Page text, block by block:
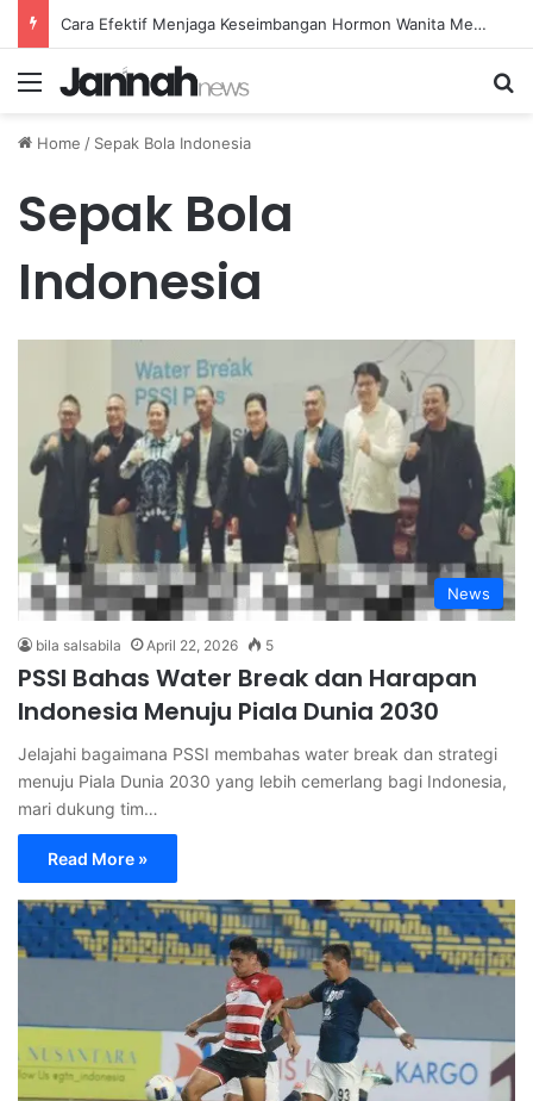
Cara Efektif Menjaga Keseimbangan Hormon Wanita Menjelang Menopause
Menu
Home / Sepak Bola Indonesia
Sepak Bola
Indonesia
News
bila salsabila April 22, 2026 5
PSSI Bahas Water Break dan Harapan
Indonesia Menuju Piala Dunia 2030
Jelajahi bagaimana PSSI membahas water break dan strategi
menuju Piala Dunia 2030 yang lebih cemerlang bagi Indonesia,
mari dukung tim…
Read More »